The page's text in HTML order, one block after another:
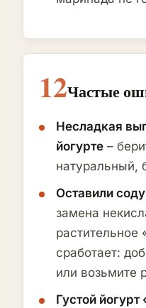
12Частые
Несладкая
йогурте –
натуральный,
Оставили
замена
растительное
сработает:
или возьмите
Густой йогурт